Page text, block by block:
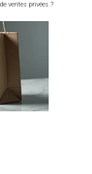
ventes privées ?